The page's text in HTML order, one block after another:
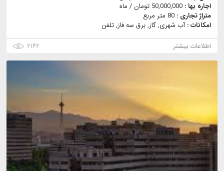
اجاره بها : 50,000,000 تومان / ماه
متراژ تجاری : 80 متر مربع
امکانات :آب شهری, گاز, برق سه فاز, تلفن
اطلاعات بیشتر
۲۱۴۲